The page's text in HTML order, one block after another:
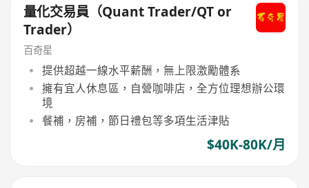
量化交易員（Quant Trader/QT or
Trader）
百奇星
提供超越一線水平薪酬，無上限激勵體系
擁有宜人休息區，自營咖啡店，全方位理想辦公環
境
餐補，房補，節日禮包等多項生活津貼
$40K-80K/月